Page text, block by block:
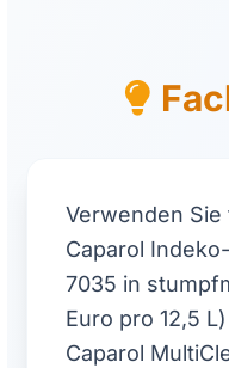
Verwenden
Caparol
7035 in
Euro pro 12,5
Caparol